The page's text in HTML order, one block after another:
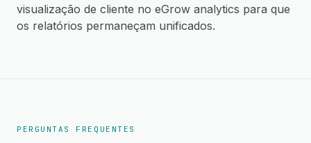
visualização de cliente no eGrow analytics para que
os relatórios permaneçam unificados.
PERGUNTAS FREQUENTES